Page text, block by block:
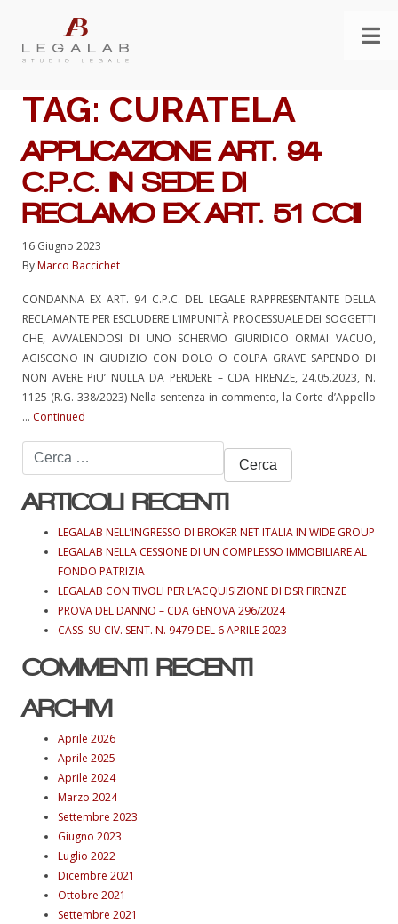
TAG: CURATELA
APPLICAZIONE ART. 94
C.P.C. IN SEDE DI
RECLAMO EX ART. 51 CCII
16 Giugno 2023
ByMarco Baccichet
CONDANNA EX ART. 94 C.P.C. DEL LEGALE RAPPRESENTANTE DELLA
RECLAMANTE PER ESCLUDERE L’IMPUNITÀ PROCESSUALE DEI SOGGETTI
CHE, AVVALENDOSI DI UNO SCHERMO GIURIDICO ORMAI VACUO,
AGISCONO IN GIUDIZIO CON DOLO O COLPA GRAVE SAPENDO DI
NON AVERE PiU’ NULLA DA PERDERE – CDA FIRENZE, 24.05.2023, N.
1125 (R.G. 338/2023) Nella sentenza in commento, la Corte d’Appello
… Continued
Ricerca
per:
ARTICOLI RECENTI
LEGALAB NELL’INGRESSO DI BROKER NET ITALIA IN WIDE GROUP
LEGALAB NELLA CESSIONE DI UN COMPLESSO IMMOBILIARE AL
FONDO PATRIZIA
LEGALAB CON TIVOLI PER L’ACQUISIZIONE DI DSR FIRENZE
PROVA DEL DANNO – CDA GENOVA 296/2024
CASS. SU CIV. SENT. N. 9479 DEL 6 APRILE 2023
COMMENTI RECENTI
ARCHIVI
Aprile 2026
Aprile 2025
Aprile 2024
Marzo 2024
Settembre 2023
Giugno 2023
Luglio 2022
Dicembre 2021
Ottobre 2021
Settembre 2021